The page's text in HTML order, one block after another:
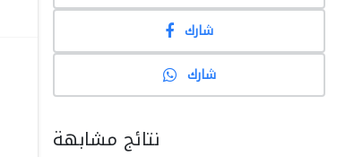
شارك
شارك
نتائج مشابهة